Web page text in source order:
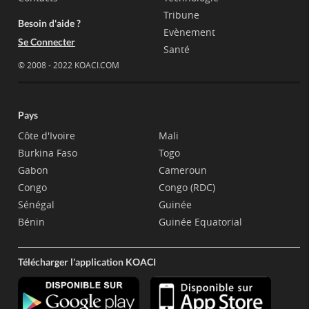
Besoin d'aide ?
Se Connecter
© 2008 - 2022 KOACI.COM
Tribune
Evènement
Santé
Pays
Côte d'Ivoire
Burkina Faso
Gabon
Congo
Sénégal
Bénin
Mali
Togo
Cameroun
Congo (RDC)
Guinée
Guinée Equatorial
Télécharger l'application KOACI